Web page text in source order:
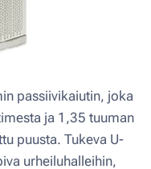
passiivikaiutin, joka
ja 1,35 tuuman
puusta. Tukeva U-
urheiluhalleihin,